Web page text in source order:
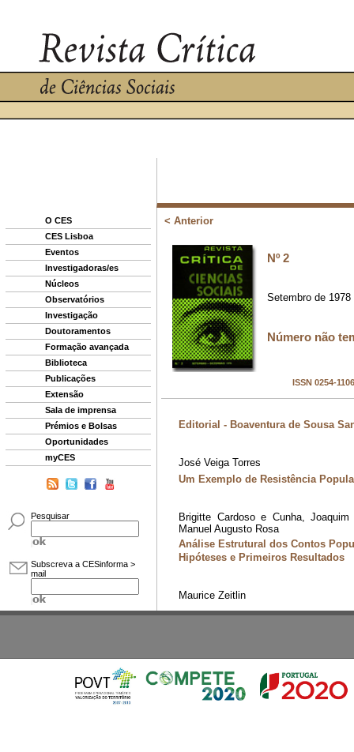
O CES
CES Lisboa
Eventos
Investigadoras/es
Núcleos
Observatórios
Investigação
Doutoramentos
Formação avançada
Biblioteca
Publicações
Extensão
Sala de imprensa
Prémios e Bolsas
Oportunidades
myCES
Pesquisar
Subscreva a CESinforma >
mail